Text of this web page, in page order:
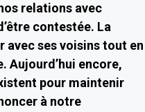
relations avec
contestée. La
avec ses voisins tout en
Aujourd’hui encore,
pour maintenir
à notre